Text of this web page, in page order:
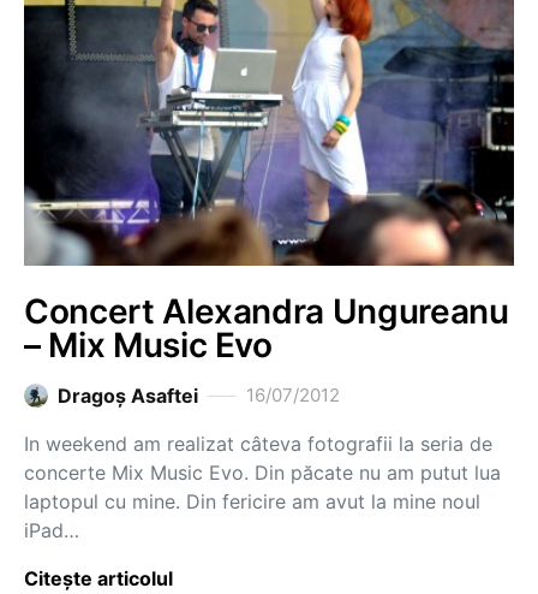
Concert Alexandra Ungureanu
– Mix Music Evo
Dragoş Asaftei 16/07/2012
In weekend am realizat câteva fotografii la seria de
concerte Mix Music Evo. Din păcate nu am putut lua
laptopul cu mine. Din fericire am avut la mine noul
iPad…
Citește articolul